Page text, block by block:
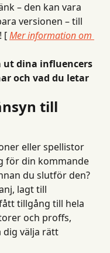
– den kan vara
versionen – till
[ Mer information om
ut dina influencers
och vad du letar
till
eller spellistor
för din kommande
du slutför den?
lagt till
tillgång till hela
och proffs,
välja rätt